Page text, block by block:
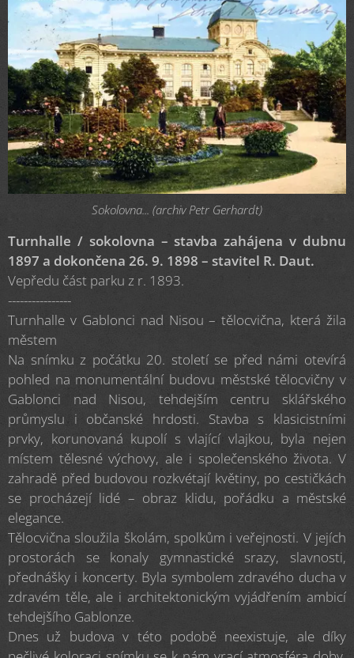
Sokolovna... (archiv Petr Gerhardt)
Turnhalle / sokolovna – stavba zahájena v dubnu
1897 a dokončena 26. 9. 1898 – stavitel R. Daut.
Vepředu část parku z r. 1893.
----------------
Turnhalle v Gablonci nad Nisou – tělocvična, která žila
městem
Na snímku z počátku 20. století se před námi otevírá
pohled na monumentální budovu městské tělocvičny v
Gablonci nad Nisou, tehdejším centru sklářského
průmyslu i občanské hrdosti. Stavba s klasicistními
prvky, korunovaná kupolí s vlající vlajkou, byla nejen
místem tělesné výchovy, ale i společenského života. V
zahradě před budovou rozkvétají květiny, po cestičkách
se procházejí lidé – obraz klidu, pořádku a městské
elegance.
Tělocvična sloužila školám, spolkům i veřejnosti. V jejích
prostorách se konaly gymnastické srazy, slavnosti,
přednášky i koncerty. Byla symbolem zdravého ducha v
zdravém těle, ale i architektonickým vyjádřením ambicí
tehdejšího Gablonze.
Dnes už budova v této podobě neexistuje, ale díky